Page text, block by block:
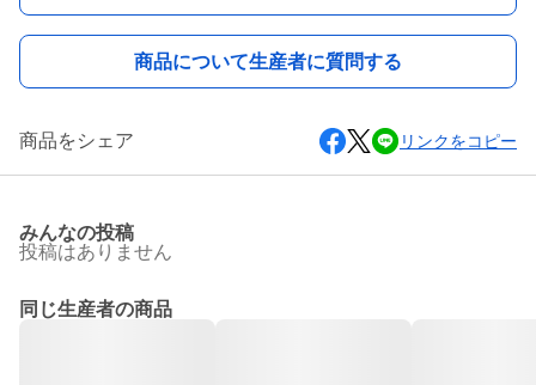
商品について生産者に質問する
商品をシェア リンクをコピー
みんなの投稿
投稿はありません
同じ生産者の商品